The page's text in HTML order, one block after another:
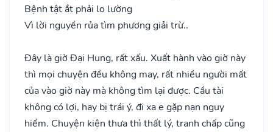
Bệnh tật ắt phải lo lường
Vì lời nguyền rủa tìm phương giải trừ..
Đây là giờ Đại Hung, rất xấu. Xuất hành vào giờ này
thì mọi chuyện đều không may, rất nhiều người mất
của vào giờ này mà không tìm lại được. Cầu tài
không có lợi, hay bị trái ý, đi xa e gặp nạn nguy
hiểm. Chuyện kiện thưa thì thất lý, tranh chấp cũng